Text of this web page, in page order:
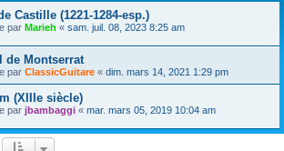
Castille (1221-1284-esp.)
par Marieh « sam. juil. 08, 2023 8:25 am
de Montserrat
par ClassicGuitare « dim. mars 14, 2021 1:29 pm
(XIIIe siècle)
par jbambaggi « mar. mars 05, 2019 10:04 am